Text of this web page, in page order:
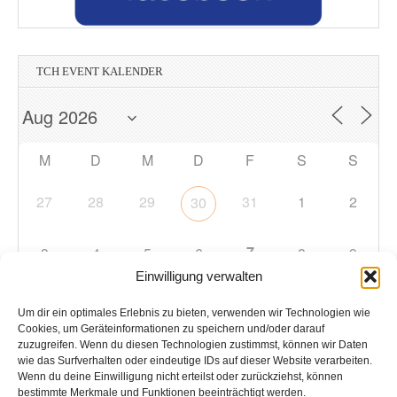
Einwilligung verwalten
Um dir ein optimales Erlebnis zu bieten, verwenden wir Technologien wie
Cookies, um Geräteinformationen zu speichern und/oder darauf
zuzugreifen. Wenn du diesen Technologien zustimmst, können wir Daten
wie das Surfverhalten oder eindeutige IDs auf dieser Website verarbeiten.
Wenn du deine Einwilligung nicht erteilst oder zurückziehst, können
bestimmte Merkmale und Funktionen beeinträchtigt werden.
TCH EVENT KALENDER
M D M D F S S
27 28 29 30 31 1 2
3 4 5 6 7 8 9
10 11 12 13 14 15
17 18 19 20 21 22 23